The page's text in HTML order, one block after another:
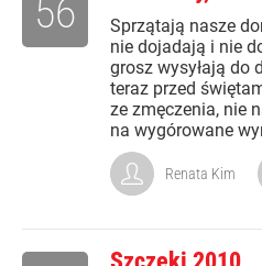
Sprzątają nasze
nie dojadają i nie
grosz wysyłają do
teraz przed
ze zmęczenia, nie
na wygórowane
56
Renata Kim